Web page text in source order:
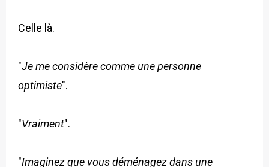
Celle là.
"Je me considère comme une personne
optimiste".
"Vraiment".
"Imaginez que vous déménagez dans une